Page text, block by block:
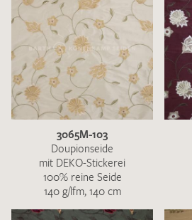
3065M-103
Doupionseide
mit DEKO-Stickerei
100% reine Seide
140 g/lfm, 140 cm